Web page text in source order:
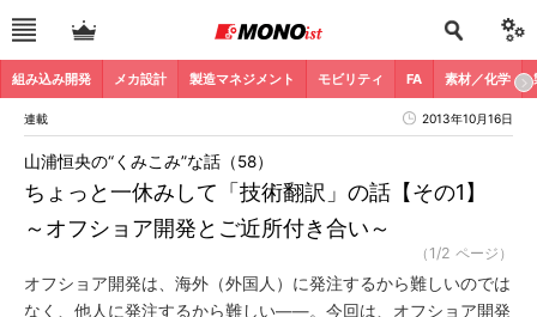
組み込み開発 メカ設計 製造マネジメント モビリティ FA 素材／化学
連載 2013年10月16日
ちょっと一休みして「技術翻訳」の話【その1】
～オフショア開発とご近所付き合い～
山浦恒央の“くみこみ”な話（58）
（1/2 ページ）
オフショア開発は、海外（外国人）に発注するから難しいのでは
なく、他人に発注するから難しい――。今回は、オフショア開発